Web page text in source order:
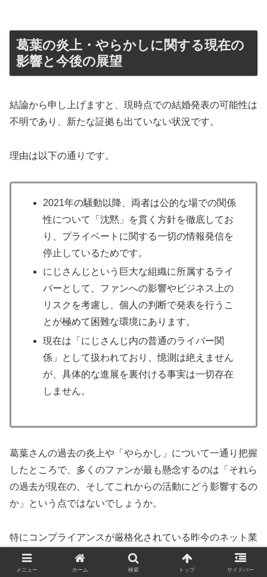
葛葉の炎上・やらかしに関する現在の
影響と今後の展望
結論から申し上げますと、現時点での結婚発表の可能性は
不明であり、新たな証拠も出ていない状況です。
理由は以下の通りです。
2021年の騒動以降、両者は公的な場での関係
性について「沈黙」を貫く方針を徹底してお
り、プライベートに関する一切の情報発信を
停止しているためです。
にじさんじという巨大な組織に所属するライ
バーとして、ファンへの影響やビジネス上の
リスクを考慮し、個人の判断で発表を行うこ
とが極めて困難な環境にあります。
現在は「にじさんじ内の普通のライバー関
係」として扱われており、憶測は絶えません
が、具体的な進展を裏付ける事実は一切存在
しません。
葛葉さんの過去の炎上や「やらかし」について一通り把握
したところで、多くのファンが最も懸念するのは「それら
の過去が現在の、そしてこれからの活動にどう影響するの
か」という点ではないでしょうか。
特にコンプライアンスが厳格化されている昨今のネット業
界において、一度ついた負のイメージが活動の足を引っ張
るケースは少なくありません。
メニュー ホーム 検索 トップ サイドバー